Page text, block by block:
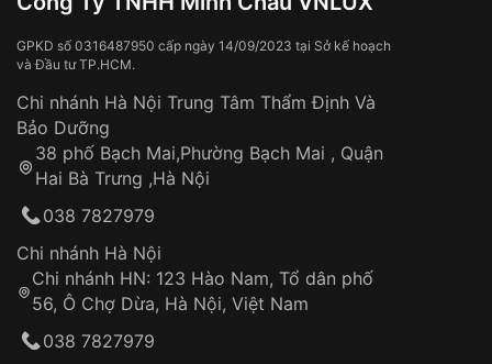
lẫn đất liền.
Những sản phẩm tương tự
trọng hai tông màu vàng thép 99,9% siêu đỉnh
cao":
Thời gian vận chuyển trung bình: 3 – 5 ngày
làm việc
Áp dụng cho tất cả tỉnh thành trên toàn quốc
Thời gian tính từ khi xác nhận đơn hàng thành
công
Hotline: 0585 215 215
Từ khóa SEO:
Tai nạn hoặc tác động từ bên ngoài
Hao mòn tự nhiên theo thời gian:
Dây đeo
Sản phẩm đã bị:
Tự ý sửa chữa
thống VNLUX
Đảm bảo quyền lợi khách hàng
GPKD số 0316487950 cấp ngày 14/09/2023 tại Sở kế hoạch
và Đầu tư TP.HCM.
Chi nhánh Hà Nội Trung Tâm Thẩm Định Và
Bảo Dưỡng
38 phố Bạch Mai,Phường Bạch Mai , Quận
Hai Bà Trưng ,Hà Nội
038 7827979
Chi nhánh Hà Nội
Chi nhánh HN: 123 Hào Nam, Tổ dân phố
56, Ô Chợ Dừa, Hà Nội, Việt Nam
038 7827979